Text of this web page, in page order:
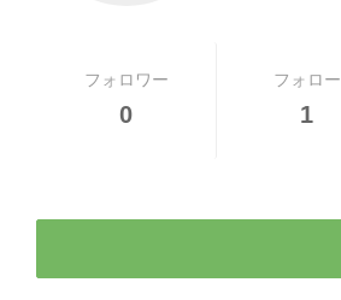
フォロワー
0
フォロー
1